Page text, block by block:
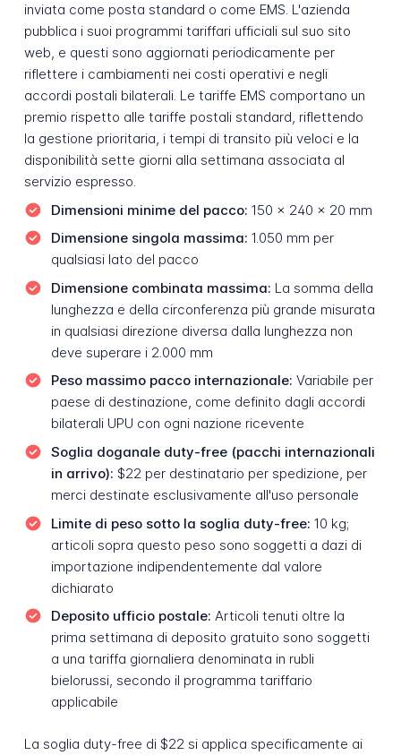
inviata come posta standard o come EMS. L'azienda
pubblica i suoi programmi tariffari ufficiali sul suo sito
web, e questi sono aggiornati periodicamente per
riflettere i cambiamenti nei costi operativi e negli
accordi postali bilaterali. Le tariffe EMS comportano un
premio rispetto alle tariffe postali standard, riflettendo
la gestione prioritaria, i tempi di transito più veloci e la
disponibilità sette giorni alla settimana associata al
servizio espresso.
Dimensioni minime del pacco: 150 x 240 x 20 mm
Dimensione singola massima: 1.050 mm per
qualsiasi lato del pacco
Dimensione combinata massima: La somma della
lunghezza e della circonferenza più grande misurata
in qualsiasi direzione diversa dalla lunghezza non
deve superare i 2.000 mm
Peso massimo pacco internazionale: Variabile per
paese di destinazione, come definito dagli accordi
bilaterali UPU con ogni nazione ricevente
Soglia doganale duty-free (pacchi internazionali
in arrivo): $22 per destinatario per spedizione, per
merci destinate esclusivamente all'uso personale
Limite di peso sotto la soglia duty-free: 10 kg;
articoli sopra questo peso sono soggetti a dazi di
importazione indipendentemente dal valore
dichiarato
Deposito ufficio postale: Articoli tenuti oltre la
prima settimana di deposito gratuito sono soggetti
a una tariffa giornaliera denominata in rubli
bielorussi, secondo il programma tariffario
applicabile
La soglia duty-free di $22 si applica specificamente ai